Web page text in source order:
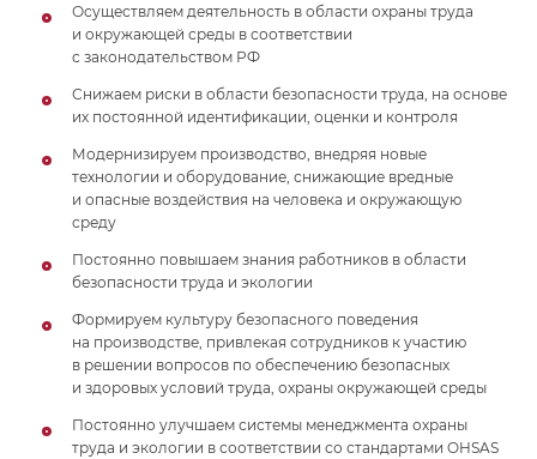
Осуществляем деятельность в области охраны труда
и окружающей среды в соответствии
с законодательством РФ
Снижаем риски в области безопасности труда, на основе
их постоянной идентификации, оценки и контроля
Модернизируем производство, внедряя новые
технологии и оборудование, снижающие вредные
и опасные воздействия на человека и окружающую
среду
Постоянно повышаем знания работников в области
безопасности труда и экологии
Формируем культуру безопасного поведения
на производстве, привлекая сотрудников к участию
в решении вопросов по обеспечению безопасных
и здоровых условий труда, охраны окружающей среды
Постоянно улучшаем системы менеджмента охраны
труда и экологии в соответствии со стандартами OHSAS